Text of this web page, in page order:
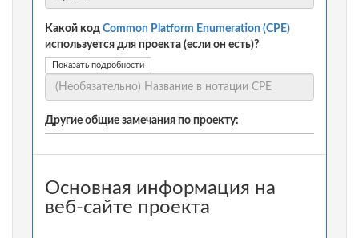
Какой код Common Platform Enumeration (CPE)
используется для проекта (если он есть)?
Показать подробности
Другие общие замечания по проекту:
Основная информация на
веб-сайте проекта